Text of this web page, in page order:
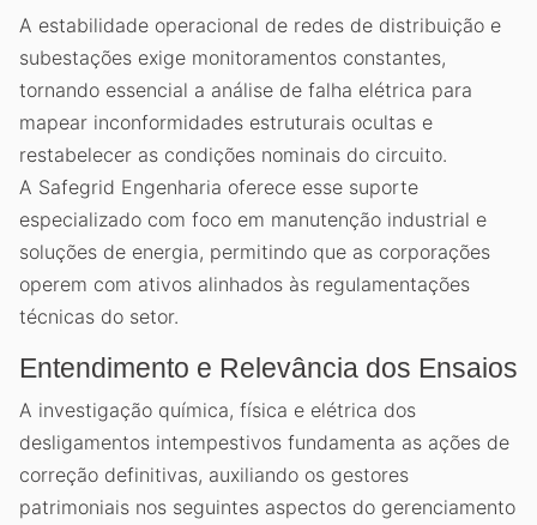
A estabilidade operacional de redes de distribuição e
subestações exige monitoramentos constantes,
tornando essencial a análise de falha elétrica para
mapear inconformidades estruturais ocultas e
restabelecer as condições nominais do circuito.
A Safegrid Engenharia oferece esse suporte
especializado com foco em manutenção industrial e
soluções de energia, permitindo que as corporações
operem com ativos alinhados às regulamentações
técnicas do setor.
Entendimento e Relevância dos Ensaios
A investigação química, física e elétrica dos
desligamentos intempestivos fundamenta as ações de
correção definitivas, auxiliando os gestores
patrimoniais nos seguintes aspectos do gerenciamento